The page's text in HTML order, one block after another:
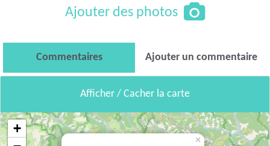
Ajouter des photos
Commentaires Ajouter un commentaire
Afficher / Cacher la carte
×
+